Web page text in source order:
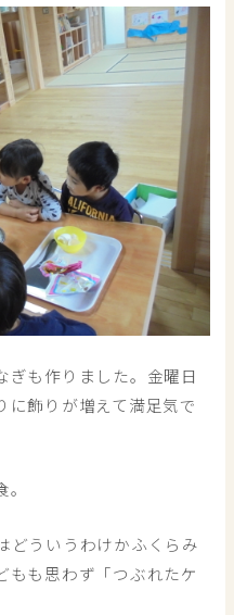
ぎも作りました。金曜日
に飾りが増えて満足気で
どういうわけかふくらみ
もも思わず「つぶれたケ